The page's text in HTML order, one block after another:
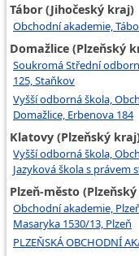
Tábor (Jihočeský kraj)
Obchodní akademie,
Domažlice (Plzeňský
Soukromá Střední
125, Staňkov
Vyšší odborná škola,
Domažlice, Erbenova 184
Klatovy (Plzeňský
Vyšší odborná škola,
Jazyková škola s právem
Plzeň-město
Obchodní akademie,
Masaryka 1530/13, Plzeň
PLZEŇSKÁ OBCHODNÍ